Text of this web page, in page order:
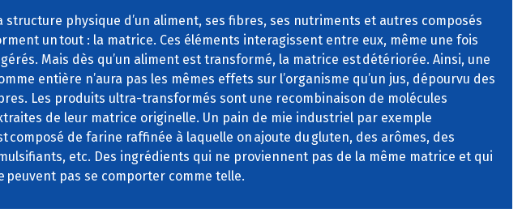
structure physique d’un aliment, ses fibres, ses nutriments et autres composés
un tout : la matrice. Ces éléments interagissent entre eux, même une fois
Mais dès qu’un aliment est transformé, la matrice est détériorée. Ainsi, une
entière n’aura pas les mêmes effets sur l’organisme qu’un jus, dépourvu des
Les produits ultra-transformés sont une recombinaison de molécules
de leur matrice originelle. Un pain de mie industriel par exemple
composé de farine raffinée à laquelle on ajoute du gluten, des arômes, des
etc. Des ingrédients qui ne proviennent pas de la même matrice et qui
peuvent pas se comporter comme telle.